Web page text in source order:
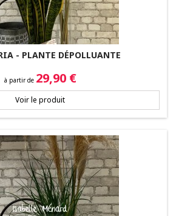
- PLANTE DÉPOLLUANTE
Prix
à partir de 29,90 €
Voir le produit